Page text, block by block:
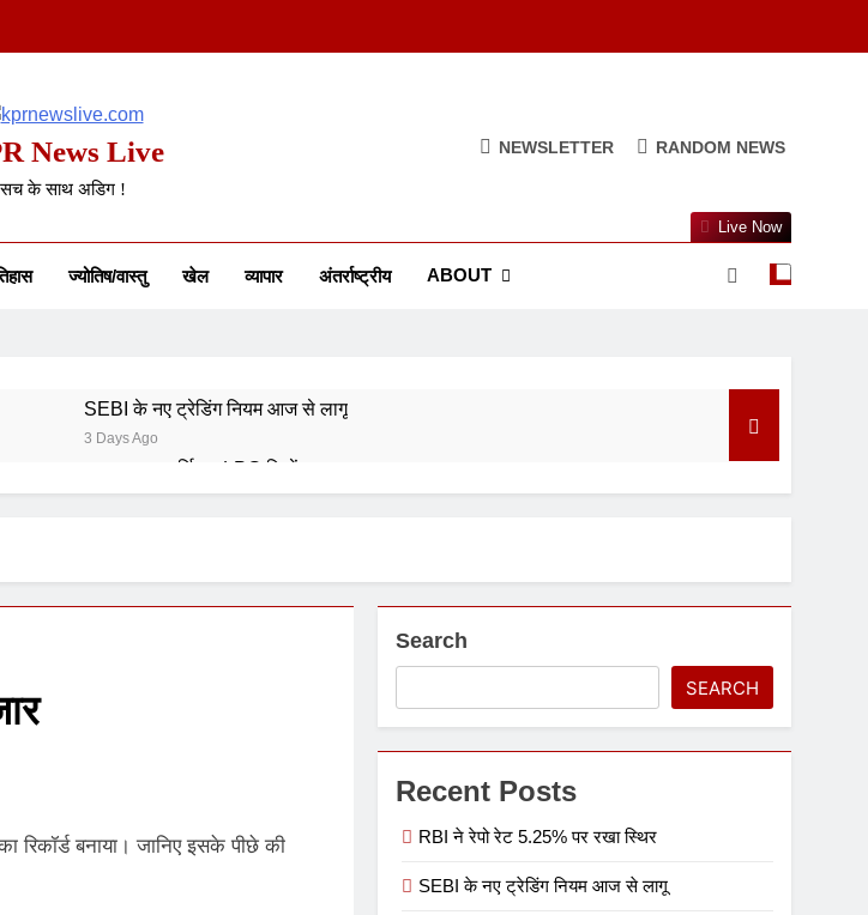
News Live
सच के साथ अडिग !
NEWSLETTER RANDOM NEWS
ज्योतिष/वास्तु खेल व्यापार अंतर्राष्ट्रीय ABOUT
Live Now
SEBI के नए ट्रेडिंग नियम आज से लागू
3 Days Ago
कमर्शियल LPG सिलेंडर हुआ सस्ता
5 Days Ago
रिकॉर्ड बनाया। जानिए इसके पीछे की
Search
SEARCH
Recent Posts
RBI ने रेपो रेट 5.25% पर रखा स्थिर
SEBI के नए ट्रेडिंग नियम आज से लागू